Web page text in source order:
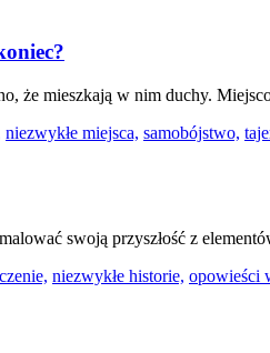
że mieszkają w nim duchy.
niezwykłe miejsca, samobójstwo,
swoją przyszłość z
niezwykłe historie, opowieści